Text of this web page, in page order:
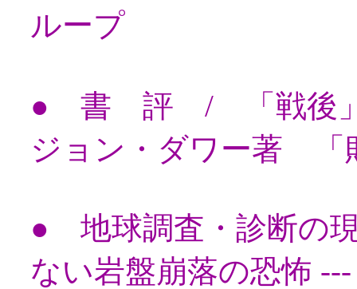
ループ
● 書 評 / 「戦後
ジョン・ダワー著 「
● 地球調査・診断
ない岩盤崩落の恐怖 ---